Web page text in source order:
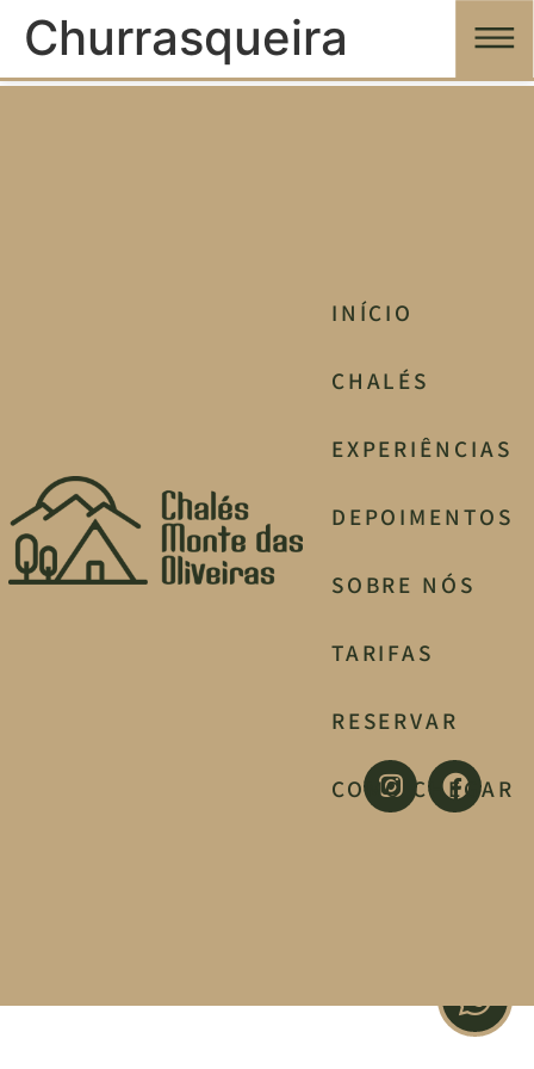
Churrasqueira
INÍCIO
CHALÉS
EXPERIÊNCIAS
DEPOIMENTOS
SOBRE NÓS
TARIFAS
RESERVAR
COMO CHEGAR